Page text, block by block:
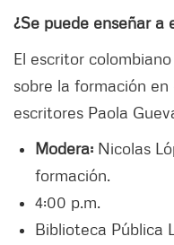
¿Se puede enseñar a
El escritor
sobre la formación
escritores Paola
Modera: Nicolas
formación.
4:00 p.m.
Biblioteca Pública